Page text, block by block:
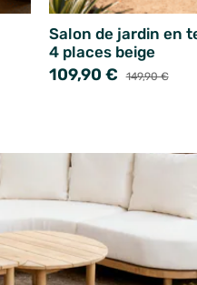
Salon de jardin en
4 places beige
109,90 € 149,90 €